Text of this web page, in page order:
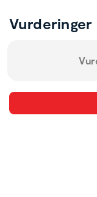
Vurderinger